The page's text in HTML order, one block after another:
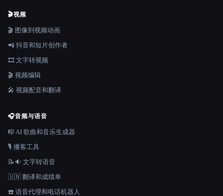
🎬视频
🎬 图像到视频动画
📲 抖音和短片创作者
🎞️ 文字转视频
🎬 视频编辑
🎤 视频配音和翻译
🎧音频与语音
🎼 AI 歌曲和音乐生成器
🎙️ 播客工具
📝🔉 文字转语音
🇺🇳 翻译和成绩单
☎️ 语音代理和电话机器人